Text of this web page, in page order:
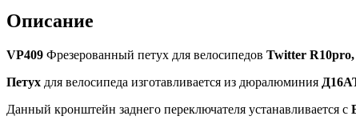
R10pro,
Tideace
M030,
Intense
D1139)
Описание
VP409 Фрезерованный петух для велосипедов Twitter R10pro,
Петух для велосипеда изготавливается из дюралюминия
Данный кронштейн заднего переключателя устанавливается с